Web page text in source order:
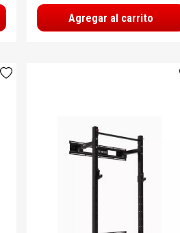
Agregar al carrito